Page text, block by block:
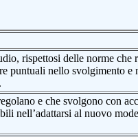
rispettosi delle norme che
puntuali nello svolgimento e
e che svolgono con
nell’adattarsi al nuovo